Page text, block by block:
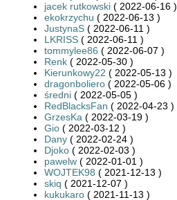
jacek rutkowski ( 2022-06-16 )
ekokrzychu ( 2022-06-13 )
JustynaS ( 2022-06-11 )
LKRISS ( 2022-06-11 )
tommylee86 ( 2022-06-07 )
Renk ( 2022-05-30 )
Kierunkowy22 ( 2022-05-13 )
dragonboliero ( 2022-05-06 )
średni ( 2022-05-05 )
RedBlacksFan ( 2022-04-23 )
GrzesKa ( 2022-03-19 )
Gio ( 2022-03-12 )
Dany ( 2022-02-24 )
Djoko ( 2022-02-03 )
pawelw ( 2022-01-01 )
WOJTEK98 ( 2021-12-13 )
skiq ( 2021-12-07 )
kukukaro ( 2021-11-13 )